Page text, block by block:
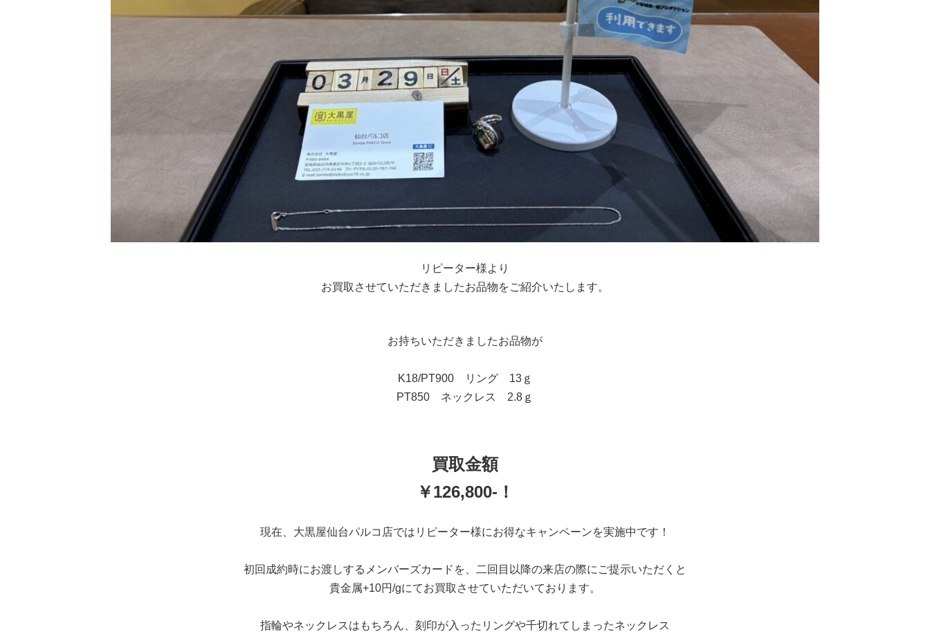
リピーター様より
お買取させていただきましたお品物をご紹介いたします。
お持ちいただきましたお品物が
K18/PT900 リング 13ｇ
PT850 ネックレス 2.8ｇ
買取金額
￥126,800-！
現在、大黒屋仙台パルコ店ではリピーター様にお得なキャンペーンを実施中です！
初回成約時にお渡しするメンバーズカードを、二回目以降の来店の際にご提示いただくと
貴金属+10円/gにてお買取させていただいております。
指輪やネックレスはもちろん、刻印が入ったリングや千切れてしまったネックレス